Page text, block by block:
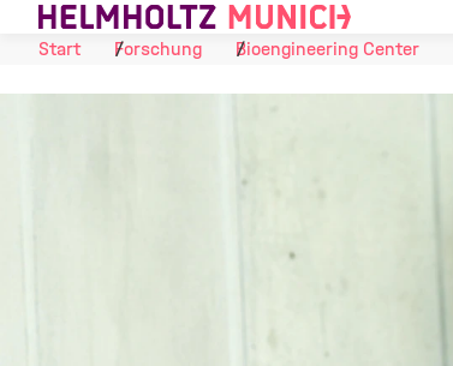
Skip to Content
Start
Forschung Bioengineering Center